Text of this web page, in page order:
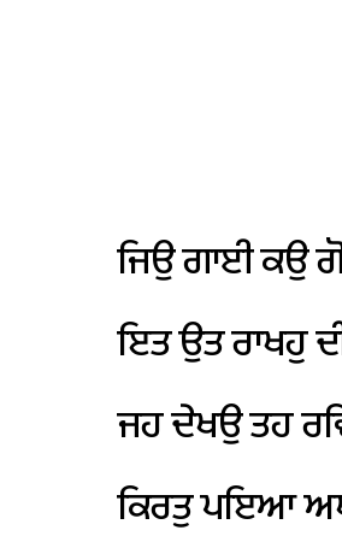
ਜਿਉਗਾਈਕਉ
ਇਤਉਤਰਾਖਹੁ
ਜਹਦੇਖਉਤਹ
ਕਿਰਤੁਪਇਆ